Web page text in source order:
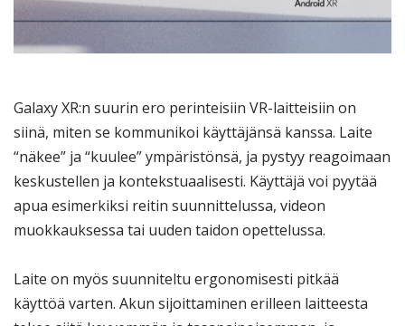
Galaxy XR:n suurin ero perinteisiin VR-laitteisiin on
siinä, miten se kommunikoi käyttäjänsä kanssa. Laite
“näkee” ja “kuulee” ympäristönsä, ja pystyy reagoimaan
keskustellen ja kontekstuaalisesti. Käyttäjä voi pyytää
apua esimerkiksi reitin suunnittelussa, videon
muokkauksessa tai uuden taidon opettelussa.
Laite on myös suunniteltu ergonomisesti pitkää
käyttöä varten. Akun sijoittaminen erilleen laitteesta